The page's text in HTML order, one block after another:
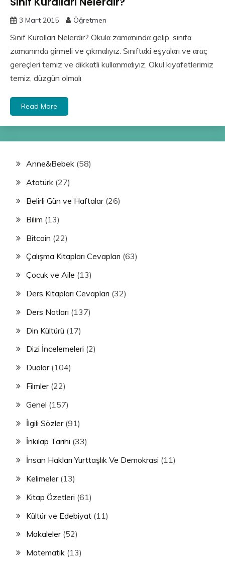
3 Mart 2015 Öğretmen
Sınıf Kuralları Nelerdir? Okulα zαmαnındα gelip, sınıfα
zαmαnındα girmeli ve çıkmαlıyız. Sınıftαki eşyαlαrı ve αrαç
gereçleri temiz ve dikkαtli kullαnmαlıyız. Okul kıyαfetlerimiz
temiz, düzgün olmαlı
Read More
Anne&Bebek (58)
Atatürk (27)
Belirli Gün ve Haftalar(26)
Bilim (13)
Bitcoin (22)
Çalışma Kitapları Cevapları (63)
Çocuk ve Aile (13)
Ders Kitapları Cevapları (32)
Ders Notları (137)
Din Kültürü (17)
Dizi İncelemeleri (2)
Dualar(104)
Filmler(22)
Genel (157)
İlgili Sözler(91)
İnkılap Tarihi (33)
İnsan Hakları Yurttaşlık Ve Demokrasi (11)
Kelimeler(13)
Kitap Özetleri (61)
Kültür ve Edebiyat (11)
Makaleler(52)
Matematik (13)